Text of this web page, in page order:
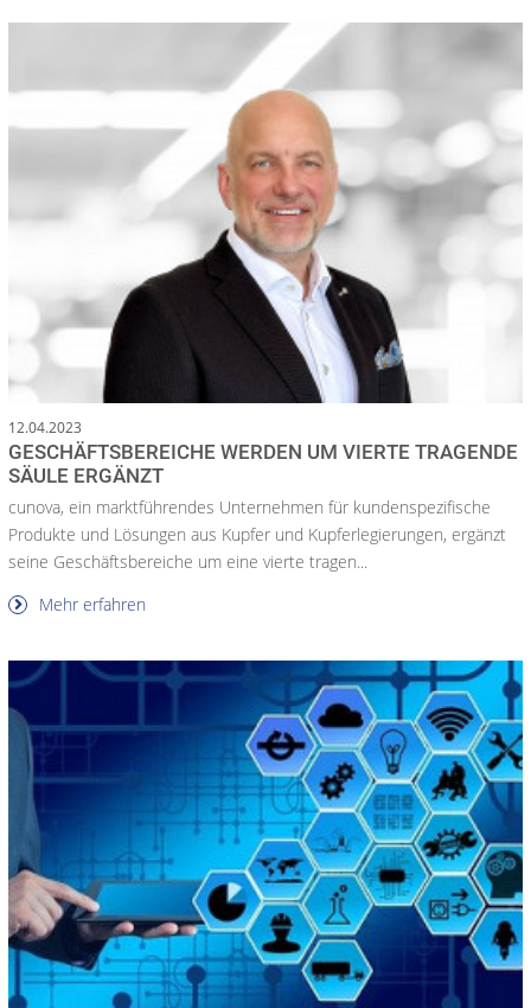
12.04.2023
GESCHÄFTSBEREICHE WERDEN UM VIERTE TRAGENDE
SÄULE ERGÄNZT
cunova, ein marktführendes Unternehmen für kundenspezifische
Produkte und Lösungen aus Kupfer und Kupferlegierungen, ergänzt
seine Geschäftsbereiche um eine vierte tragen...
Mehr erfahren